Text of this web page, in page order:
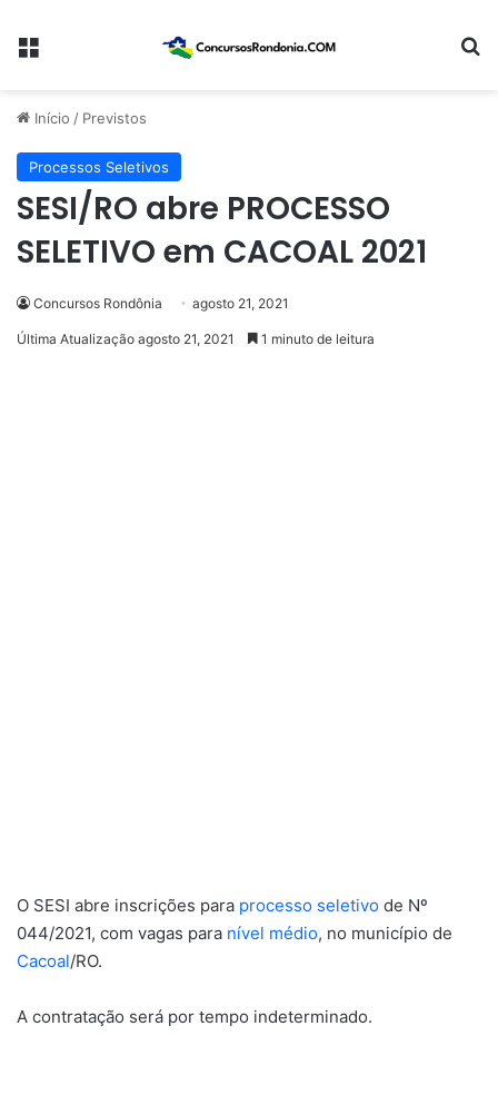
Menu
Início / Previstos
Processos Seletivos
SESI/RO abre PROCESSO
SELETIVO em CACOAL 2021
Concursos Rondônia agosto 21, 2021
Última Atualização agosto 21, 2021 1 minuto de leitura
O SESI abre inscrições para processo seletivo de Nº
044/2021, com vagas para nível médio, no município de
Cacoal/RO.
A contratação será por tempo indeterminado.